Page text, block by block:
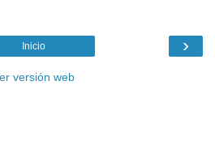
›
Inicio
versión web